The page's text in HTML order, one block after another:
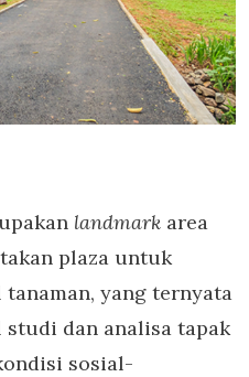
landmark area
plaza untuk
yang ternyata
dan analisa tapak
sosial-